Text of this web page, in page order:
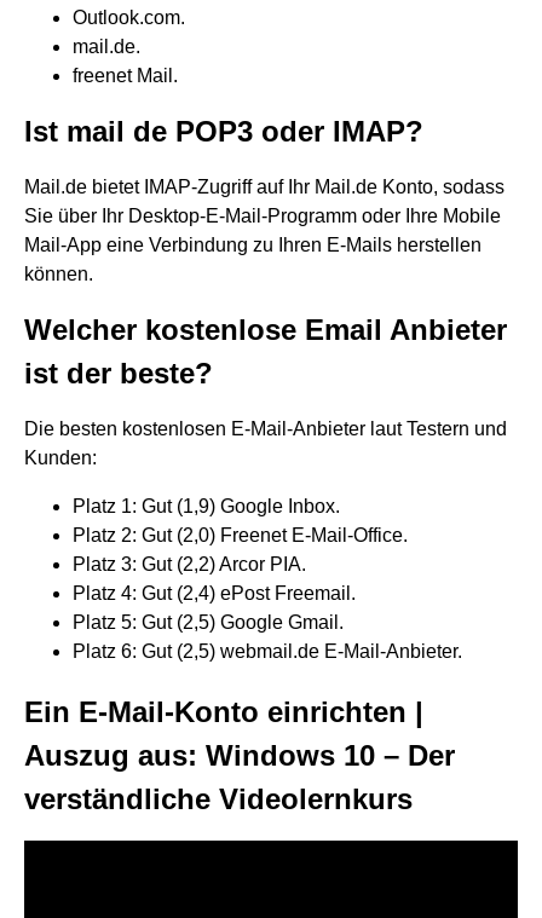
Outlook.com.
mail.de.
freenet Mail.
Ist mail de POP3 oder IMAP?
Mail.de bietet IMAP-Zugriff auf Ihr Mail.de Konto, sodass
Sie über Ihr Desktop-E-Mail-Programm oder Ihre Mobile
Mail-App eine Verbindung zu Ihren E-Mails herstellen
können.
Welcher kostenlose Email Anbieter
ist der beste?
Die besten kostenlosen E-Mail-Anbieter laut Testern und
Kunden:
Platz 1: Gut (1,9) Google Inbox.
Platz 2: Gut (2,0) Freenet E-Mail-Office.
Platz 3: Gut (2,2) Arcor PIA.
Platz 4: Gut (2,4) ePost Freemail.
Platz 5: Gut (2,5) Google Gmail.
Platz 6: Gut (2,5) webmail.de E-Mail-Anbieter.
Ein E-Mail-Konto einrichten |
Auszug aus: Windows 10 – Der
verständliche Videolernkurs